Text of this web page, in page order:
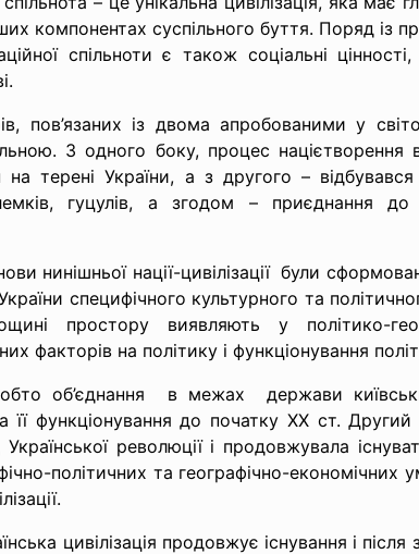
компонентах суспільного буття. Поряд із
спільноти є також соціальні
пов’язаних із двома апробованими у
З одного боку, процес націєтворення
на терені України, а з другого –
гуцулів, а згодом – приєднання до
нинішньої нації-цивілізації були
специфічного культурного та
простору виявляють у політико-
факторів на політику і функціонування
об’єднання в межах держави
функціонування до початку ХХ ст. Другий
революції і продовжувала
політичних та географічно-економічних
цивілізація продовжує існування і